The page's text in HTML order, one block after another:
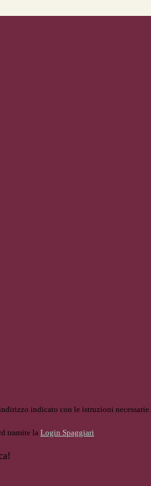
indicato con le istruzioni necessarie.
tramite la Login Spaggiari